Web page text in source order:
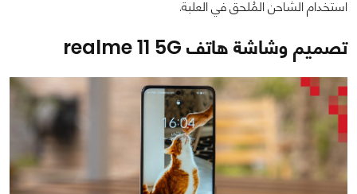
استخدام الشاحن المُلحق في العلبة.
تصميم وشاشة هاتف realme 11 5G